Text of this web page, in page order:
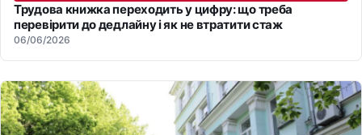
Трудова книжка переходить у цифру: що треба
перевірити до дедлайну і як не втратити стаж
06/06/2026